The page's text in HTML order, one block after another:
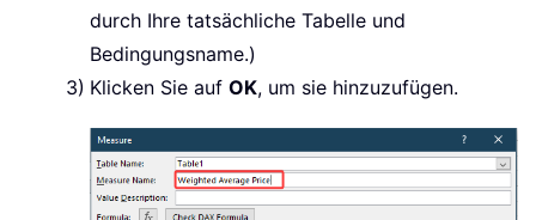
durch Ihre tatsächliche Tabelle und
Bedingungsname.)
Klicken Sie auf OK, um sie hinzuzufügen.